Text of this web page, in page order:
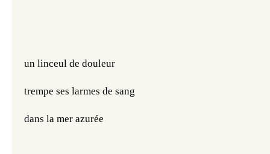
un linceul de douleur
trempe ses larmes de sang
dans la mer azurée